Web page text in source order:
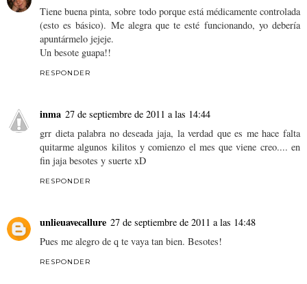
Tiene buena pinta, sobre todo porque está médicamente controlada
(esto es básico). Me alegra que te esté funcionando, yo debería
apuntármelo jejeje.
Un besote guapa!!
RESPONDER
inma 27 de septiembre de 2011 a las 14:44
grr dieta palabra no deseada jaja, la verdad que es me hace falta
quitarme algunos kilitos y comienzo el mes que viene creo.... en
fin jaja besotes y suerte xD
RESPONDER
unlieuavecallure 27 de septiembre de 2011 a las 14:48
Pues me alegro de q te vaya tan bien. Besotes!
RESPONDER